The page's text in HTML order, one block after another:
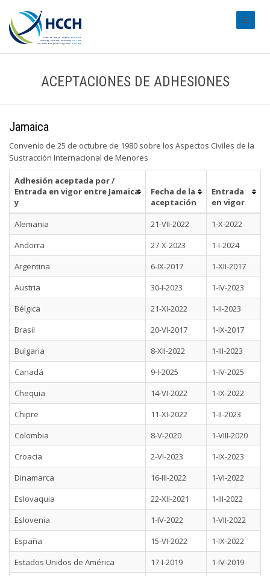
ACEPTACIONES DE ADHESIONES
Jamaica
Convenio de 25 de octubre de 1980 sobre los Aspectos Civiles de la
Sustracción Internacional de Menores
Adhesión aceptada por /
Entrada en vigor entre Jamaica
y
Fecha de la
aceptación
Entrada
en vigor
Alemania
21-VII-2022
1-X-2022
Andorra
27-X-2023
1-I-2024
Argentina
6-IX-2017
1-XII-2017
Austria
30-I-2023
1-IV-2023
Bélgica
21-XI-2022
1-II-2023
Brasil
20-VI-2017
1-IX-2017
Bulgaria
8-XII-2022
1-III-2023
Canadá
9-I-2025
1-IV-2025
Chequia
14-VI-2022
1-IX-2022
Chipre
11-XI-2022
1-II-2023
Colombia
8-V-2020
1-VIII-2020
Croacia
2-VI-2023
1-IX-2023
Dinamarca
16-III-2022
1-VI-2022
Eslovaquia
22-XII-2021
1-III-2022
Eslovenia
1-IV-2022
1-VII-2022
España
15-VI-2022
1-IX-2022
Estados Unidos de América
17-I-2019
1-IV-2019